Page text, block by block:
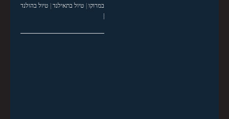
במרוקו| טיול בתאילנד| טיול בהולנד